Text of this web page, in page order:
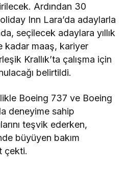
Ardından 30
Inn Lara’da adaylarla
seçilecek adaylara yıllık
kadar maaş, kariyer
Krallık’ta çalışma için
belirtildi.
Boeing 737 ve Boeing
deneyime sahip
teşvik ederken,
büyüyen bakım
çekti.